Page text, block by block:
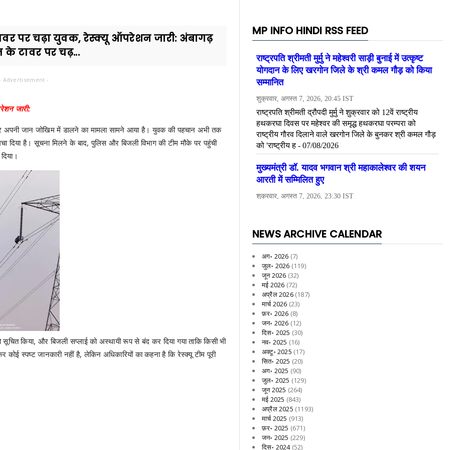
पर चढ़ा युवक, रेस्क्यू ऑपरेशन जारी: अंबागढ़
के टावर पर चढ़...
Advertisement -
जारी:
जान जोखिम में डालने का मामला सामने आया है। युवक की पहचान अभी तक
है। सूचना मिलने के बाद, पुलिस और बिजली विभाग की टीम मौके पर पहुंची
किया, और बिजली सप्लाई को अस्थायी रूप से बंद कर दिया गया ताकि किसी भी
स्पष्ट जानकारी नहीं है, लेकिन अधिकारियों का कहना है कि रेस्क्यू टीम पूरी
MP INFO HINDI RSS FEED
NEWS ARCHIVE CALENDAR
अग॰ 2026 (7)
जुल॰ 2026 (119)
जून 2026 (32)
मई 2026 (72)
अप्रैल 2026(187)
मार्च 2026 (23)
फ़र॰ 2026 (8)
जन॰ 2026 (12)
दिस॰ 2025 (30)
नव॰ 2025 (16)
अक्टू॰ 2025 (17)
सित॰ 2025 (20)
अग॰ 2025 (90)
जुल॰ 2025 (129)
जून 2025 (264)
मई 2025 (843)
अप्रैल 2025 (1193)
मार्च 2025 (913)
फ़र॰ 2025 (671)
जन॰ 2025 (229)
दिस॰ 2024(52)